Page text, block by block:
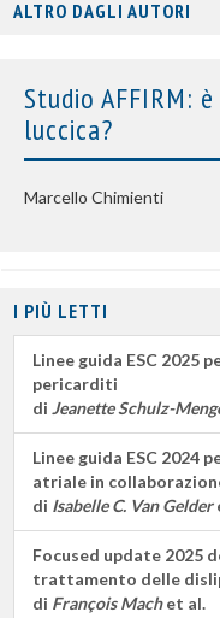
ALTRO DAGLI AUTORI
Studio AFFIRM:
luccica?
Marcello Chimienti
I PIÙ LETTI
Linee guida ESC
pericarditi
di Jeanette Schulz-
Linee guida ESC 2024
atriale in
di Isabelle C. Van Gelder
Focused update 2025
trattamento delle
di François Machet al.